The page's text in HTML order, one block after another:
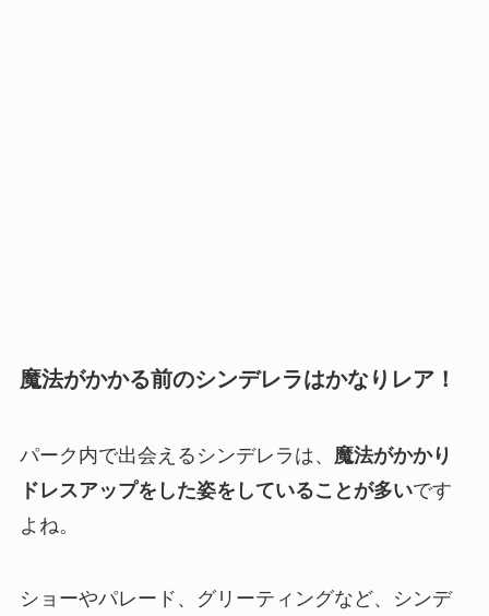
魔法がかかる前のシンデレラはかなりレア！
パーク内で出会えるシンデレラは、 魔法がかかり
ドレスアップをした姿をしていることが多いです
よね。
ショーやパレード、グリーティングなど、シンデ